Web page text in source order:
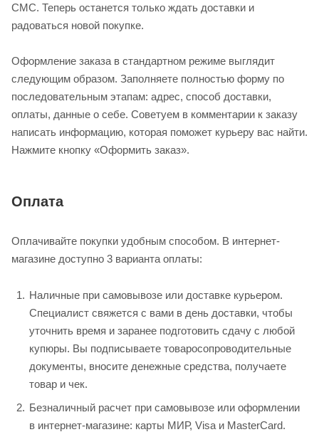
СМС. Теперь останется только ждать доставки и
радоваться новой покупке.
Оформление заказа в стандартном режиме выглядит
следующим образом. Заполняете полностью форму по
последовательным этапам: адрес, способ доставки,
оплаты, данные о себе. Советуем в комментарии к заказу
написать информацию, которая поможет курьеру вас найти.
Нажмите кнопку «Оформить заказ».
Оплата
Оплачивайте покупки удобным способом. В интернет-
магазине доступно 3 варианта оплаты:
Наличные при самовывозе или доставке курьером.
Специалист свяжется с вами в день доставки, чтобы
уточнить время и заранее подготовить сдачу с любой
купюры. Вы подписываете товаросопроводительные
документы, вносите денежные средства, получаете
товар и чек.
Безналичный расчет при самовывозе или оформлении
в интернет-магазине: карты МИР, Visa и MasterCard.